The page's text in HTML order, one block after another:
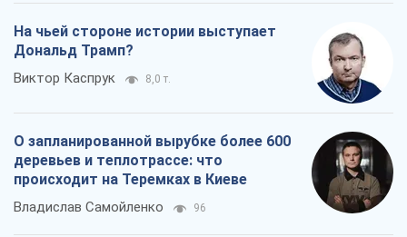
На чьей стороне истории выступает
Дональд Трамп?
Виктор Каспрук 8,0 т.
О запланированной вырубке более 600
деревьев и теплотрассе: что
происходит на Теремках в Киеве
Владислав Самойленко 96